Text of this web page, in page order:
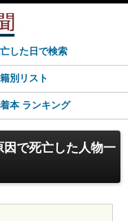
因で死亡した人物一
した日で検索
別リスト
本 ランキング